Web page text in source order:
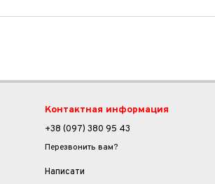
Контактная информация
+38 (097) 380 95 43
Перезвонить вам?
Написати